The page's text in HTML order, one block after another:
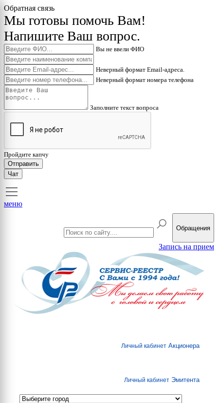
Обратная связь
Мы готовы помочь Вам!
Напишите Ваш вопрос.
Вы не ввели ФИО
Неверный формат Email-адреса.
Неверный формат номера телефона
Заполните текст вопроса
Пройдите капчу
Отправить
Чат
меню
Обращения
Запись на прием
Личный кабинет Акционера
Личный кабинет Эмитента